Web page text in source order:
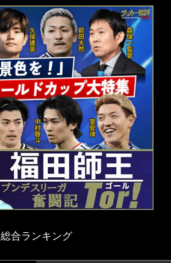
総合ランキング